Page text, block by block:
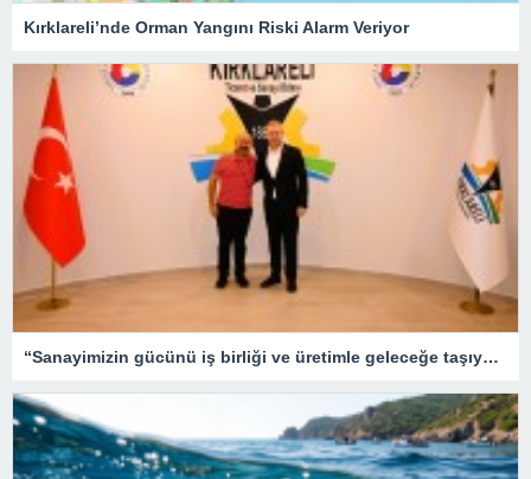
Kırklareli’nde Orman Yangını Riski Alarm Veriyor
“Sanayimizin gücünü iş birliği ve üretimle geleceğe taşıyoruz”